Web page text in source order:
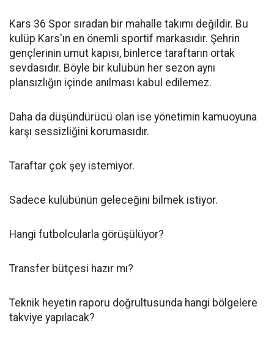
Kars 36 Spor sıradan bir mahalle takımı değildir. Bu
kulüp Kars'ın en önemli sportif markasıdır. Şehrin
gençlerinin umut kapısı, binlerce taraftarın ortak
sevdasıdır. Böyle bir kulübün her sezon aynı
plansızlığın içinde anılması kabul edilemez.
Daha da düşündürücü olan ise yönetimin kamuoyuna
karşı sessizliğini korumasıdır.
Taraftar çok şey istemiyor.
Sadece kulübünün geleceğini bilmek istiyor.
Hangi futbolcularla görüşülüyor?
Transfer bütçesi hazır mı?
Teknik heyetin raporu doğrultusunda hangi bölgelere
takviye yapılacak?